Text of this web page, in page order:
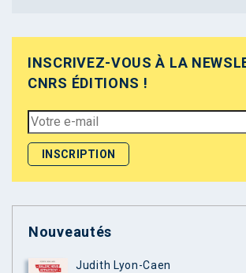
INSCRIVEZ-VOUS À LA
CNRS ÉDITIONS !
Nouveautés
Judith Lyon-Caen